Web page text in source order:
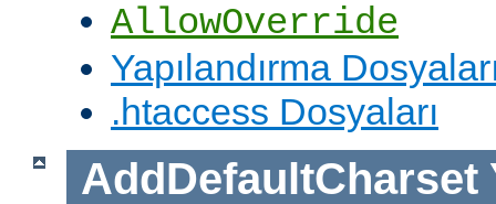
AllowOverride
Yapılandırma
.htaccess Dosyaları
AddDefaultCharset